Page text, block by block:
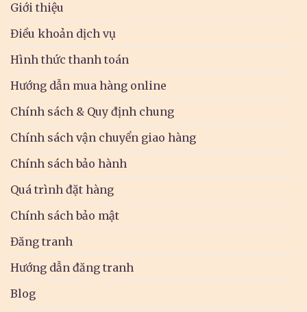
Giới thiệu
Điều khoản dịch vụ
Hình thức thanh toán
Hướng dẫn mua hàng online
Chính sách & Quy định chung
Chính sách vận chuyển giao hàng
Chính sách bảo hành
Quá trình đặt hàng
Chính sách bảo mật
Đăng tranh
Hướng dẫn đăng tranh
Blog